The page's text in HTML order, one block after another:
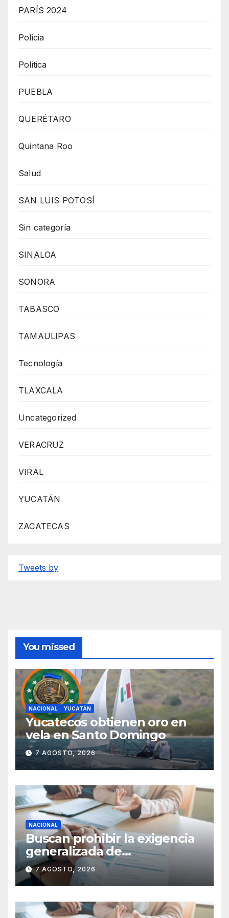
PARÍS 2024
Policia
Politica
PUEBLA
QUERÉTARO
Quintana Roo
Salud
SAN LUIS POTOSÍ
Sin categoría
SINALOA
SONORA
TABASCO
TAMAULIPAS
Tecnología
TLAXCALA
Uncategorized
VERACRUZ
VIRAL
YUCATÁN
ZACATECAS
Tweets by
You missed
NACIONAL YUCATÁN
Yucatecos obtienen oro en
vela en Santo Domingo
7 AGOSTO, 2026
NACIONAL
Buscan prohibir la exigencia
generalizada de
antecedentes penales para
obtener empleo en México
7 AGOSTO, 2026